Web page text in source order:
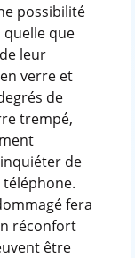
possibilité
que
leur
verre et
de
trempé,
de
fera
réconfort
être